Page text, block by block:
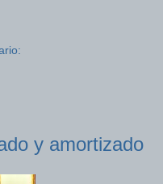
y amortizado